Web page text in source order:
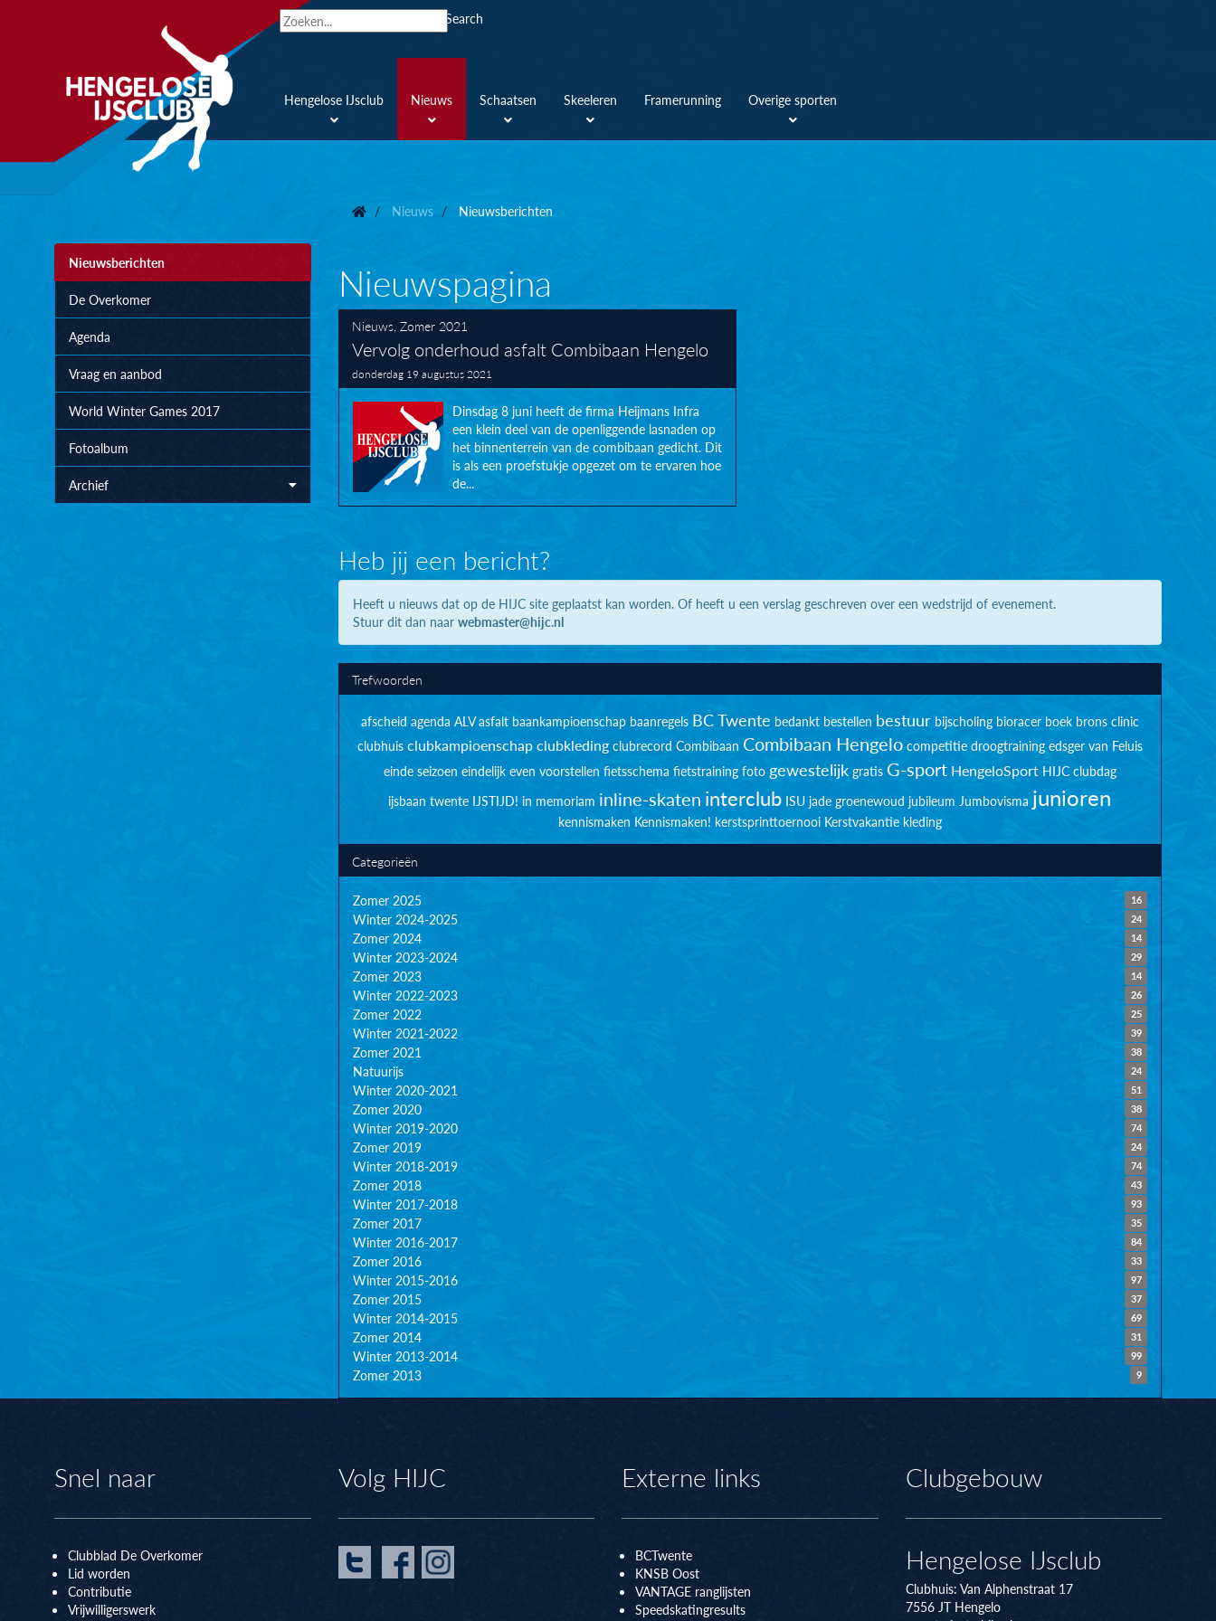
Search
Hengelose IJsclub Nieuws Schaatsen Skeeleren Framerunning Overige sporten
Nieuwsberichten
De Overkomer
Agenda
Vraag en aanbod
World Winter Games 2017
Fotoalbum
Archief
Nieuws Nieuwsberichten
Nieuwspagina
Nieuws, Zomer 2021
Vervolg onderhoud asfalt Combibaan Hengelo
donderdag 19 augustus 2021
Dinsdag 8 juni heeft de firma Heijmans Infra
een klein deel van de openliggende lasnaden op
het binnenterrein van de combibaan gedicht. Dit
is als een proefstukje opgezet om te ervaren hoe
de...
Heb jij een bericht?
Heeft u nieuws dat op de HIJC site geplaatst kan worden. Of heeft u een verslag geschreven over een wedstrijd of evenement.
Stuur dit dan naar webmaster@hijc.nl
Trefwoorden
afscheid agenda ALV asfalt baankampioenschap baanregels BC Twente bedankt bestellen bestuur bijscholing bioracer boek brons clinic
clubhuis clubkampioenschapclubkleding clubrecord Combibaan Combibaan Hengelo competitie droogtraining edsger van Feluis
einde seizoen eindelijk even voorstellen fietsschema fietstraining foto gewestelijk gratis G-sport HengeloSport HIJC clubdag
ijsbaan twente IJSTIJD! in memoriam inline-skaten interclub ISU jade groenewoud jubileum Jumbovisma junioren
kennismaken Kennismaken! kerstsprinttoernooi Kerstvakantie kleding
Categorieën
16
Zomer 2025
24
Winter 2024-2025
14
Zomer 2024
29
Winter 2023-2024
14
Zomer 2023
26
Winter 2022-2023
25
Zomer 2022
39
Winter 2021-2022
38
Zomer 2021
24
Natuurijs
51
Winter 2020-2021
38
Zomer 2020
74
Winter 2019-2020
24
Zomer 2019
74
Winter 2018-2019
43
Zomer 2018
93
Winter 2017-2018
35
Zomer 2017
84
Winter 2016-2017
33
Zomer 2016
97
Winter 2015-2016
37
Zomer 2015
69
Winter 2014-2015
31
Zomer 2014
99
Winter 2013-2014
9
Zomer 2013
Snel naar
Clubblad De Overkomer
Lid worden
Contributie
Vrijwilligerswerk
Volg HIJC Externe links
BCTwente
KNSB Oost
VANTAGE ranglijsten
Speedskatingresults
Clubgebouw
Hengelose IJsclub
Clubhuis: Van Alphenstraat 17
7556 JT Hengelo